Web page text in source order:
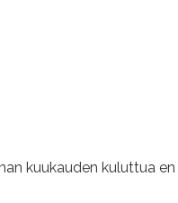
kuukauden kuluttua